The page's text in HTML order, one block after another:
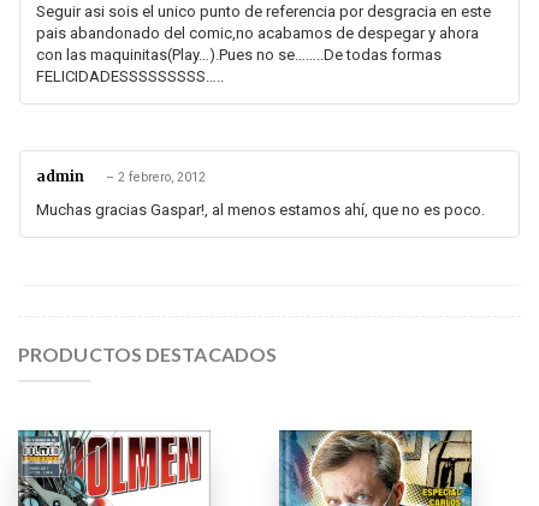
Seguir asi sois el unico punto de referencia por desgracia en este
pais abandonado del comic,no acabamos de despegar y ahora
con las maquinitas(Play…).Pues no se……..De todas formas
FELICIDADESSSSSSSSS…..
admin – 2 febrero, 2012
Muchas gracias Gaspar!, al menos estamos ahí, que no es poco.
PRODUCTOS DESTACADOS